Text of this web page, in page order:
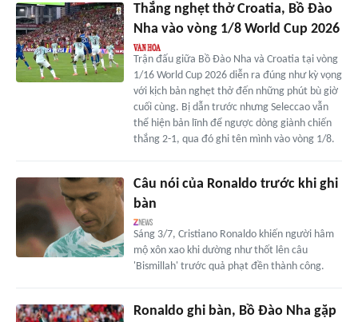
Thắng nghẹt thở Croatia, Bồ Đào
Nha vào vòng 1/8 World Cup 2026
Trận đấu giữa Bồ Đào Nha và Croatia tại vòng
1/16 World Cup 2026 diễn ra đúng như kỳ vọng
với kịch bản nghẹt thở đến những phút bù giờ
cuối cùng. Bị dẫn trước nhưng Seleccao vẫn
thể hiện bản lĩnh để ngược dòng giành chiến
thắng 2-1, qua đó ghi tên mình vào vòng 1/8.
Câu nói của Ronaldo trước khi ghi
bàn
Sáng 3/7, Cristiano Ronaldo khiến người hâm
mộ xôn xao khi dường như thốt lên câu
'Bismillah' trước quả phạt đền thành công.
Ronaldo ghi bàn, Bồ Đào Nha gặp